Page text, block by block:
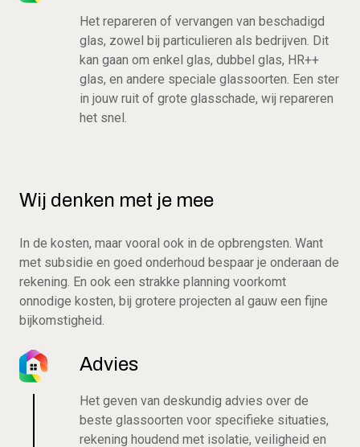
Het repareren of vervangen van beschadigd
glas, zowel bij particulieren als bedrijven. Dit
kan gaan om enkel glas, dubbel glas, HR++
glas, en andere speciale glassoorten. Een ster
in jouw ruit of grote glasschade, wij repareren
het snel.
Wij denken met je mee
In de kosten, maar vooral ook in de opbrengsten. Want
met subsidie en goed onderhoud bespaar je onderaan de
rekening. En ook een strakke planning voorkomt
onnodige kosten, bij grotere projecten al gauw een fijne
bijkomstigheid.
Advies
Het geven van deskundig advies over de
beste glassoorten voor specifieke situaties,
rekening houdend met isolatie, veiligheid en